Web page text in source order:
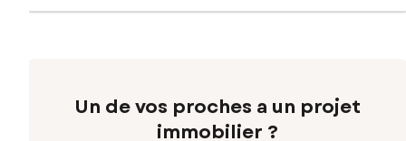
Un de vos proches a un projet
immobilier ?